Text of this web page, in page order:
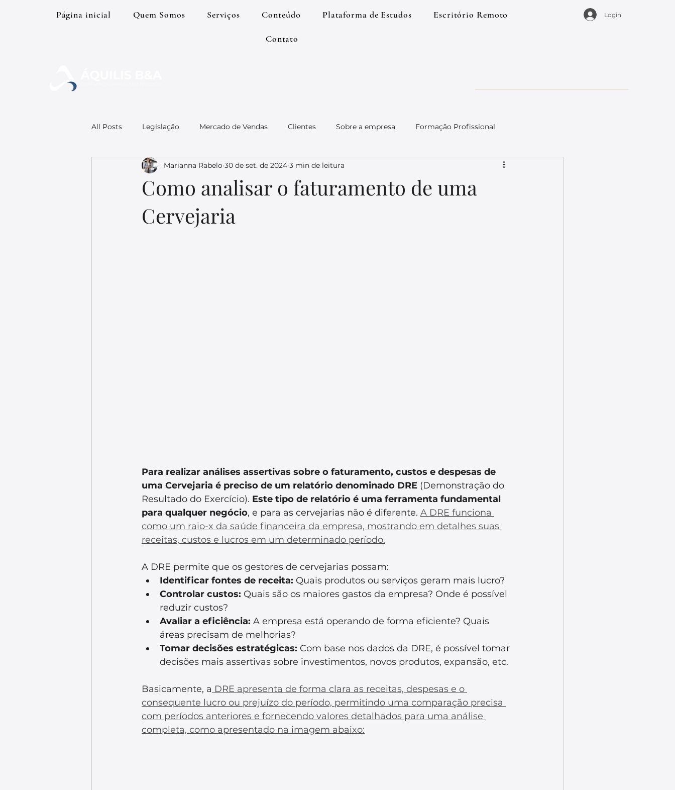
Página inicial Quem Somos Serviços Conteúdo Plataforma de Estudos Escritório Remoto
Contato
Login
All Posts Legislação Mercado de Vendas Clientes Sobre a empresa Formação Profissional
Máquinas & Equipamentos Produção Gestão
Como analisar o faturamento de uma
Cervejaria
Marianna Rabelo 30 de set. de 2024 3 min de leitura
Para realizar análises assertivas sobre o faturamento, custos e despesas de
uma Cervejaria é preciso de um relatório denominado DRE (Demonstração do
Resultado do Exercício). Este tipo de relatório é uma ferramenta fundamental
para qualquer negócio, e para as cervejarias não é diferente. A DRE funciona
como um raio-x da saúde financeira da empresa, mostrando em detalhes suas
receitas, custos e lucros em um determinado período.
A DRE permite que os gestores de cervejarias possam:
Identificar fontes de receita: Quais produtos ou serviços geram mais lucro?
Controlar custos: Quais são os maiores gastos da empresa? Onde é possível
reduzir custos?
Avaliar a eficiência: A empresa está operando de forma eficiente? Quais
áreas precisam de melhorias?
Tomar decisões estratégicas: Com base nos dados da DRE, é possível tomar
decisões mais assertivas sobre investimentos, novos produtos, expansão, etc.
Basicamente, a DRE apresenta de forma clara as receitas, despesas e o
consequente lucro ou prejuízo do período, permitindo uma comparação precisa
com períodos anteriores e fornecendo valores detalhados para uma análise
completa, como apresentado na imagem abaixo: